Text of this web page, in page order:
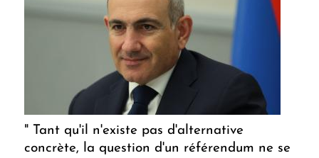
" Tant qu'il n'existe pas d'alternative
concrète, la question d'un référendum ne se